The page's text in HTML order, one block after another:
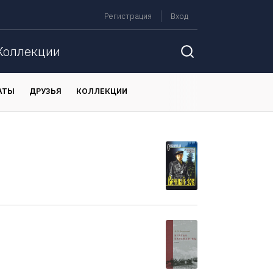
Регистрация Вход
ДРУЗЬЯ КОЛЛЕКЦИИ